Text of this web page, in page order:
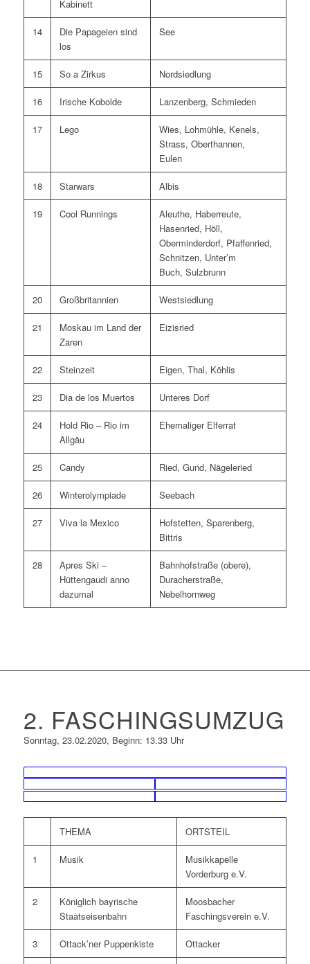
Kabinett
14
Die Papageien sind
los
See
15 So a Zirkus Nordsiedlung
16 Irische Kobolde Lanzenberg, Schmieden
17 Lego
Wies, Lohmühle, Kenels,
Strass, Oberthannen,
Eulen
18 Starwars Albis
19 Cool Runnings
Aleuthe, Haberreute,
Hasenried, Höll,
Oberminderdorf, Pfaffenried,
Schnitzen, Unter’m
Buch, Sulzbrunn
20 Großbritannien Westsiedlung
21
Moskau im Land der
Zaren
Eizisried
22 Steinzeit Eigen, Thal, Köhlis
23 Dia de los Muertos Unteres Dorf
24
Hold Rio – Rio im
Allgäu
Ehemaliger Elferrat
25 Candy Ried, Gund, Nägeleried
26 Winterolympiade Seebach
27 Viva la Mexico
Hofstetten, Sparenberg,
Bittris
28
Apres Ski –
Hüttengaudi anno
dazumal
Bahnhofstraße (obere),
Duracherstraße,
Nebelhornweg
2. FASCHINGSUMZUG
Sonntag, 23.02.2020, Beginn: 13.33 Uhr
THEMA ORTSTEIL
1 Musik
Musikkapelle
Vorderburg e.V.
2
Königlich bayrische
Staatseisenbahn
Moosbacher
Faschingsverein e.V.
3 Ottack’ner Puppenkiste Ottacker